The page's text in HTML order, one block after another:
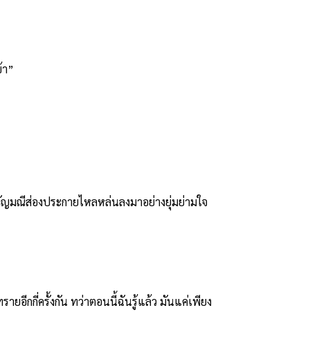
”
ส่องประกายไหลหล่นลงมาอย่างยุ่มย่ามใจ
ยอีกกี่ครั้งกัน ทว่าตอนนี้ฉันรู้แล้ว มันแค่เพียง